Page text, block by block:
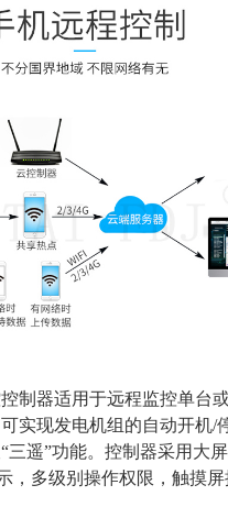
制器适用于远程监控单台
实现发电机组的自动开机/
三遥”功能。控制器采用大
，多级别操作权限，触摸屏